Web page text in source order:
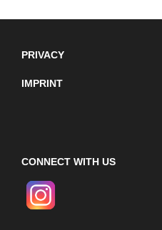
PRIVACY
IMPRINT
CONNECT WITH US